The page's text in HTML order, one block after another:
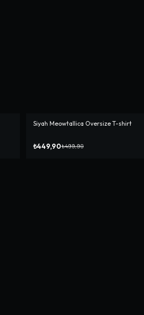
-%10
Siyah Meowtallica Oversize T-shirt
₺449,90₺499,90